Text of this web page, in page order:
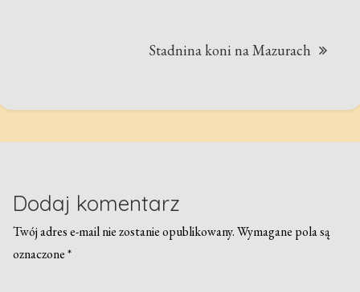
Stadnina koni na Mazurach
Dodaj komentarz
Twój adres e-mail nie zostanie opublikowany. Wymagane pola są
oznaczone*